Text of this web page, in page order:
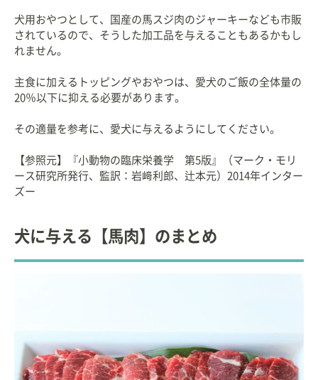
犬用おやつとして、国産の馬スジ肉のジャーキーなども市販
されているので、そうした加工品を与えることもあるかもし
れません。
主食に加えるトッピングやおやつは、愛犬のご飯の全体量の
20％以下に抑える必要があります。
その適量を参考に、愛犬に与えるようにしてください。
【参照元】『小動物の臨床栄養学 第5版』（マーク・モリ
ース研究所発行、監訳：岩﨑利郎、辻本元）2014年インター
ズー
犬に与える【馬肉】のまとめ